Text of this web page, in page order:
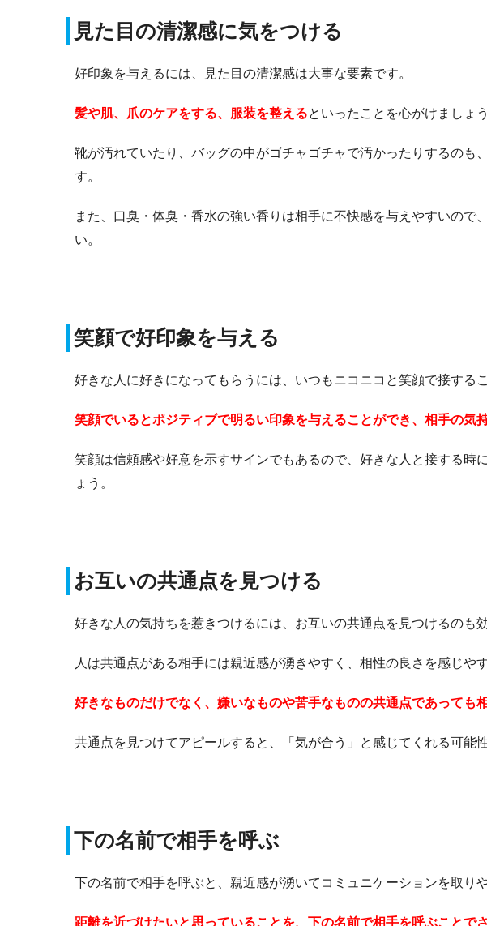
見た目の清潔感に気をつける
好印象を与えるには、見た目の清潔感は大事な要素です。
髪や肌、爪のケアをする、服装を整えるといったことを心がけましょう
靴が汚れていたり、バッグの中がゴチャゴチャで汚かったりするのも
す。
また、口臭・体臭・香水の強い香りは相手に不快感を与えやすいので
い。
笑顔で好印象を与える
好きな人に好きになってもらうには、いつもニコニコと笑顔で接する
笑顔でいるとポジティブで明るい印象を与えることができ、相手の気
笑顔は信頼感や好意を示すサインでもあるので、好きな人と接する時
ょう。
お互いの共通点を見つける
好きな人の気持ちを惹きつけるには、お互いの共通点を見つけるのも
人は共通点がある相手には親近感が湧きやすく、相性の良さを感じや
好きなものだけでなく、嫌いなものや苦手なものの共通点であっても
共通点を見つけてアピールすると、「気が合う」と感じてくれる可能
下の名前で相手を呼ぶ
下の名前で相手を呼ぶと、親近感が湧いてコミュニケーションを取り
距離を近づけたいと思っていることを、下の名前で相手を呼ぶことで